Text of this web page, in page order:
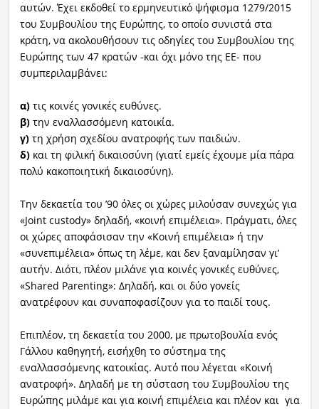
αυτών. Έχει εκδοθεί το ερμηνευτικό ψήφισμα 1279/2015
του Συμβουλίου της Ευρώπης, το οποίο συνιστά στα
κράτη, να ακολουθήσουν τις οδηγίες του Συμβουλίου της
Ευρώπης των 47 κρατών -και όχι μόνο της ΕΕ- που
συμπεριλαμβάνει:
α)τις κοινές γονικές ευθύνες.
β)την εναλλασσόμενη κατοικία.
γ)τη χρήση σχεδίου ανατροφής των παιδιών.
δ)και τη φιλική δικαιοσύνη (γιατί εμείς έχουμε μία πάρα
πολύ κακοποιητική δικαιοσύνη).
Την δεκαετία του ’90 όλες οι χώρες μιλούσαν συνεχώς για
«Joint custody» δηλαδή, «κοινή επιμέλεια». Πράγματι, όλες
οι χώρες αποφάσισαν την «Κοινή επιμέλεια» ή την
«συνεπιμέλεια» όπως τη λέμε, και δεν ξαναμίλησαν γι’
αυτήν. Διότι, πλέον μιλάνε για κοινές γονικές ευθύνες,
«Shared Parenting»: Δηλαδή, και οι δύο γονείς
ανατρέφουν και συναποφασίζουν για το παιδί τους.
Επιπλέον, τη δεκαετία του 2000, με πρωτοβουλία ενός
Γάλλου καθηγητή, εισήχθη το σύστημα της
εναλλασσόμενης κατοικίας. Αυτό που λέγεται «Κοινή
ανατροφή». Δηλαδή με τη σύσταση του Συμβουλίου της
Ευρώπης μιλάμε και για κοινή επιμέλεια και πλέον και για